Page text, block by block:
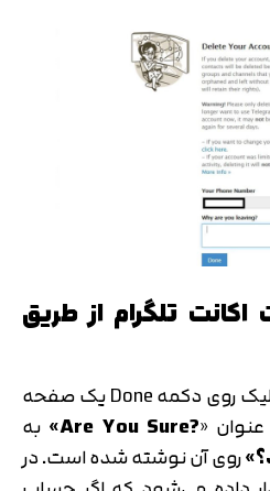
تلگرام از طریق
پس از وارد کردن دلیل و کلیک روی دکمه Done یک صفحه
«
?Are You Sure»
به
روی آن نوشته شده است. در